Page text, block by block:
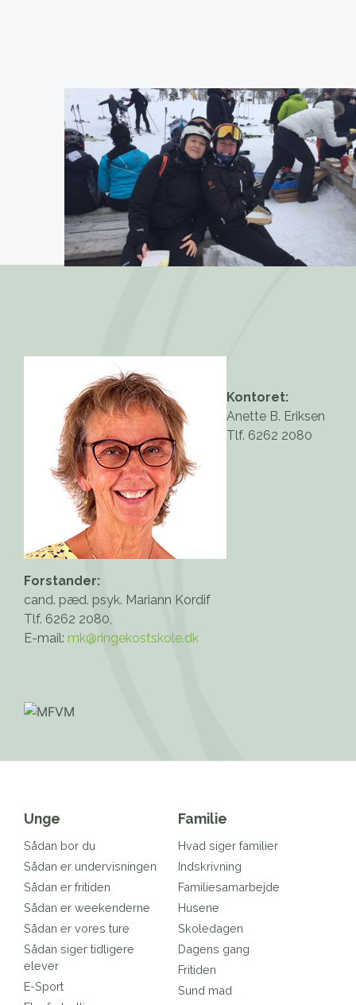
Forstander:
cand. pæd. psyk. Mariann Kordif
Tlf. 6262 2080,
E-mail: mk@ringekostskole.dk
Kontoret:
Anette B. Eriksen
Tlf. 6262 2080
Unge
Sådan bor du
Sådan er undervisningen
Sådan er fritiden
Sådan er weekenderne
Sådan er vores ture
Sådan siger tidligere
elever
E-Sport
Familie
Hvad siger familier
Indskrivning
Familiesamarbejde
Husene
Skoledagen
Dagens gang
Fritiden
Sund mad